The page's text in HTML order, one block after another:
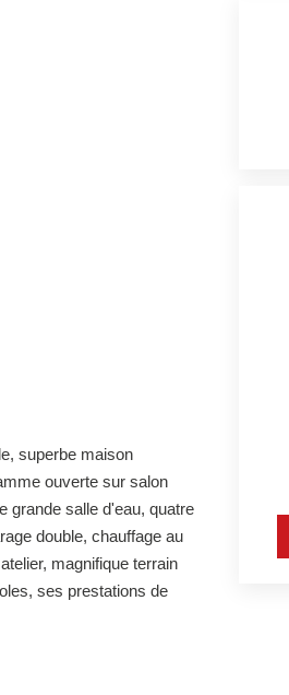
superbe maison
ouverte sur salon
grande salle d'eau, quatre
double, chauffage au
magnifique terrain
ses prestations de